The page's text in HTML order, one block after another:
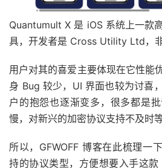
Quantumult X 是 iOS 系统上一款
具，开发者是 Cross Utility Ltd，
用户对其的喜爱主要体现在它性能
身 Bug 较少，UI 界面也较为讨喜
户的抱怨也逐渐变多，很多都是
慢，对新兴的加密协议支持不及时等
所以，GFWOFF 博客在此梳理一
持的协议类型，方便想要入手这